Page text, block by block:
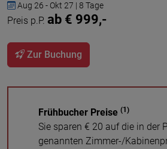
Aug 26 - Okt 27 | 8 Tage
Preis p.P. ab € 999,-
Zur Buchung
Frühbucher Preise (1)
Sie sparen € 20 auf die in der
genannten Zimmer-/